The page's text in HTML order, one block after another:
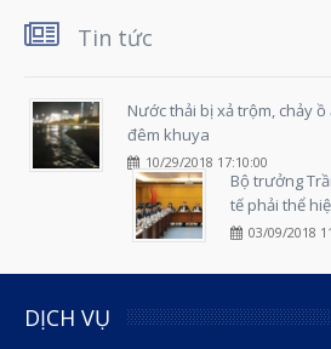
Tin tức
Nước thải bị xả trộm, chảy
đêm khuya
10/29/2018 17:10:00
Bộ trưởng
tế phải thể
03/09/2018
DỊCH VỤ